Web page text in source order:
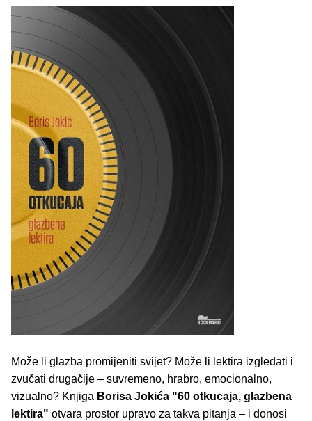
Može li glazba promijeniti svijet? Može li lektira izgledati i
zvučati drugačije – suvremeno, hrabro, emocionalno,
vizualno? Knjiga Borisa Jokića "60 otkucaja, glazbena
lektira" otvara prostor upravo za takva pitanja – i donosi